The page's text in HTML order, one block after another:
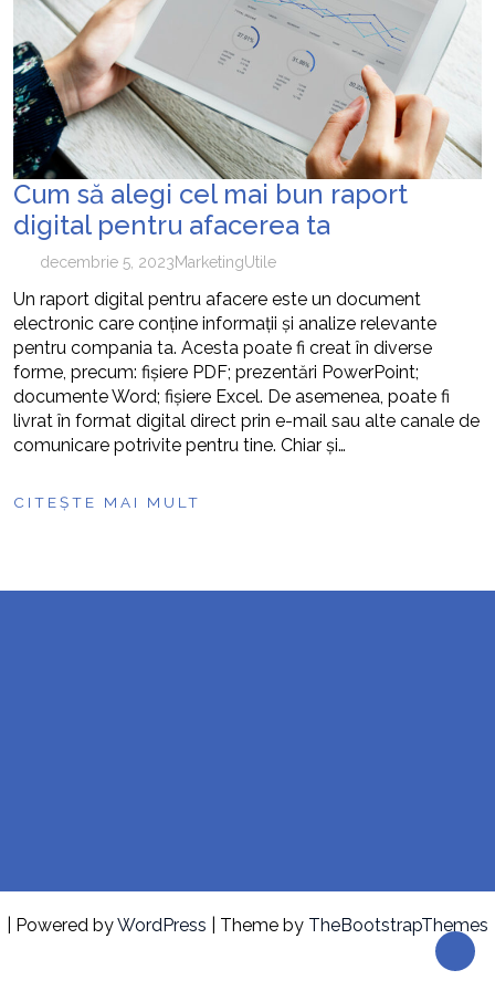
cum pot fi prevenite
Cum să alegi cel mai bun raport
digital pentru afacerea ta
decembrie 5, 2023MarketingUtile
Un raport digital pentru afacere este un document
electronic care conține informații și analize relevante
pentru compania ta. Acesta poate fi creat în diverse
forme, precum: fișiere PDF; prezentări PowerPoint;
documente Word; fișiere Excel. De asemenea, poate fi
livrat în format digital direct prin e-mail sau alte canale de
comunicare potrivite pentru tine. Chiar și…
CITEȘTE MAI MULT
| Powered byWordPress | Theme by TheBootstrapThemes